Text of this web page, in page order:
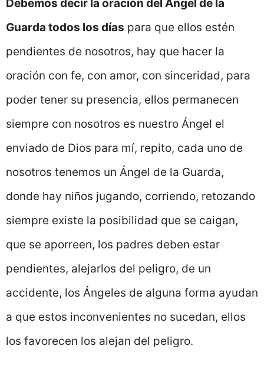
Debemos decir la oración del Ángel de la
Guarda todos los días para que ellos estén
pendientes de nosotros, hay que hacer la
oración con fe, con amor, con sinceridad, para
poder tener su presencia, ellos permanecen
siempre con nosotros es nuestro Ángel el
enviado de Dios para mí, repito, cada uno de
nosotros tenemos un Ángel de la Guarda,
donde hay niños jugando, corriendo, retozando
siempre existe la posibilidad que se caigan,
que se aporreen, los padres deben estar
pendientes, alejarlos del peligro, de un
accidente, los Ángeles de alguna forma ayudan
a que estos inconvenientes no sucedan, ellos
los favorecen los alejan del peligro.